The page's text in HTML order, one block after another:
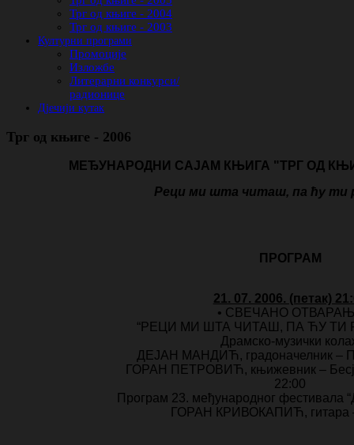
Трг од књиге - 2004
Трг од књиге - 2003
Културни програми
Промоције
Изложбе
Литерарни конкурси/
радионице
Дјечији кутак
Трг од књиге - 2006
МЕЂУНАРОДНИ САЈАМ КЊИГА "ТРГ ОД
Реци ми шта читаш, па ћу ти
ПРОГРАМ
21. 07. 2006. (петак)
• СВЕЧАНО
“РЕЦИ МИ ШТА ЧИТАШ, ПА ЋУ ТИ
Драмско-музички
ДЕЈАН МАНДИЋ, градоначелник –
ГОРАН ПЕТРОВИЋ, књижевник –
22:00
Програм 23. међународног фестивала
ГОРАН КРИВОКАПИЋ, гитара